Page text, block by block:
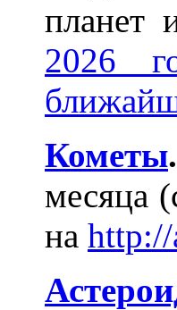
планет
2026
Кометы.
месяца
на